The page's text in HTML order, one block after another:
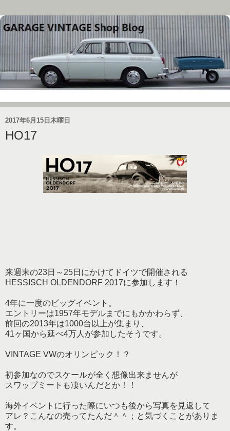
2017年6月15日木曜日
HO17
来週末の23日～25日にかけてドイツで開催される
HESSISCH OLDENDORF 2017に参加します！
4年に一度のビッグイベント。
エントリーは1957年モデルまでにもかかわらず、
前回の2013年は1000台以上が集まり、
41ヶ国から延べ4万人が参加したそうです。
VINTAGE VWのオリンピック！？
初参加なのでスケールが全く想像出来ませんが
スワップミートも凄いんだとか！！
海外イベントに行った際にいつも後から写真を見返して
アレ？こんなの売ってたんだ＾＾；と気づくことがありま
す。